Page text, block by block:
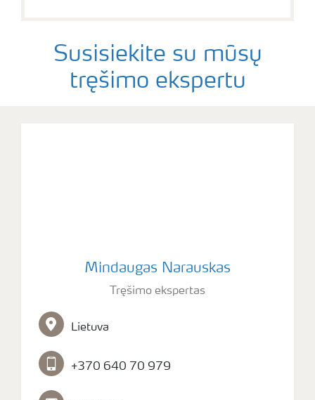
Susisiekite su mūsų
tręšimo ekspertu
Mindaugas Narauskas
Tręšimo ekspertas
Lietuva
+370 640 70 979